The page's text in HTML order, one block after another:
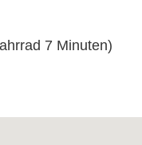
7 Minuten)